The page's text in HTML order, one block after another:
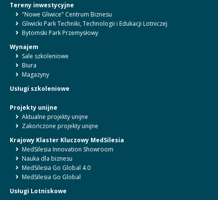
Tereny inwestycyjne
"Nowe Gliwice" Centrum Biznesu
Gliwicki Park Techniki, Technologii i Edukacji Lotniczej
Bytomski Park Przemysłowy
Wynajem
Sale szkoleniowe
Biura
Magazyny
Usługi szkoleniowe
Projekty unijne
Aktualne projekty unijne
Zakończone projekty unijne
Krajowy Klaster Kluczowy MedSilesia
MedSilesia Innovation Showroom
Nauka dla biznesu
MedSilesia Go Global 4.0
MedSilesia Go Global
Usługi Lotniskowe